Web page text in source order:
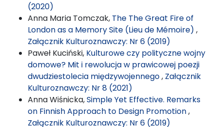
(2020)
Anna Maria Tomczak, The The Great Fire of
London as a Memory Site (Lieu de Mémoire) ,
Załącznik Kulturoznawczy: Nr 6 (2019)
Paweł Kuciński, Kulturowe czy polityczne wojny
domowe? Mit i rewolucja w prawicowej poezji
dwudziestolecia międzywojennego, Załącznik
Kulturoznawczy: Nr 8 (2021)
Anna Wiśnicka,Simple Yet Effective. Remarks
on Finnish Approach to Design Promotion,
Załącznik Kulturoznawczy: Nr 6 (2019)